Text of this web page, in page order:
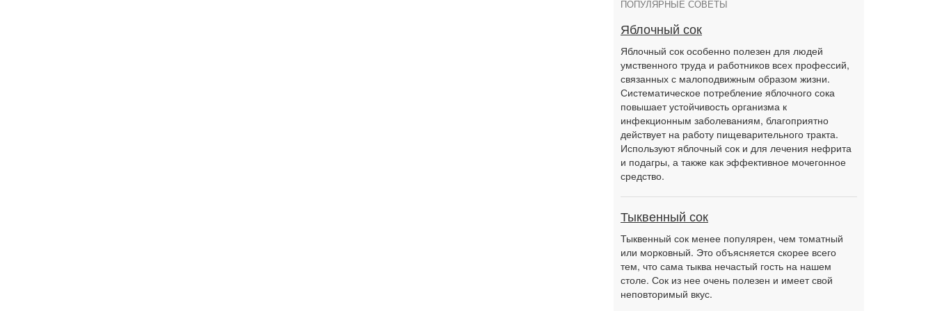
ПОПУЛЯРНЫЕ СОВЕТЫ
Яблочный сок
Яблочный сок особенно полезен для людей
умственного труда и работников всех профессий,
связанных с малоподвижным образом жизни.
Систематическое потребление яблочного сока
повышает устойчивость организма к
инфекционным заболеваниям, благоприятно
действует на работу пищеварительного тракта.
Используют яблочный сок и для лечения нефрита
и подагры, а также как эффективное мочегонное
средство.
Тыквенный сок
Тыквенный сок менее популярен, чем томатный
или морковный. Это объясняется скорее всего
тем, что сама тыква нечастый гость на нашем
столе. Сок из нее очень полезен и имеет свой
неповторимый вкус.